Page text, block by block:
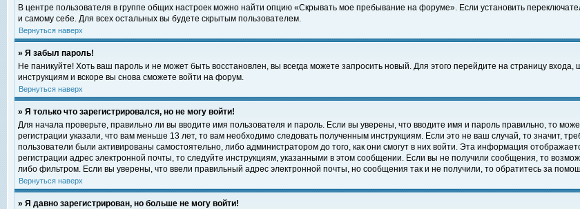
В центре пользователя в группе общих настроек можно найти опцию «Скрывать мое пребывание на форуме». Если установить
и самому себе. Для всех остальных вы будете скрытым пользователем.
Вернуться наверх
» Я забыл пароль!
Не паникуйте! Хоть ваш пароль и не может быть восстановлен, вы всегда можете запросить новый. Для этого перейдите на страницу
инструкциям и вскоре вы снова сможете войти на форум.
Вернуться наверх
» Я только что зарегистрировался, но не могу войти!
Для начала проверьте, правильно ли вы вводите имя пользователя и пароль. Если вы уверены, что вводите имя и пароль правильно, то
регистрации указали, что вам меньше 13 лет, то вам необходимо следовать полученным инструкциям. Если это не ваш случай, то значит,
пользователи были активированы самостоятельно, либо администратором до того, как они смогут в них войти. Эта информация
регистрации адрес электронной почты, то следуйте инструкциям, указанными в этом сообщении. Если вы не получили сообщения, то
либо фильтром. Если вы уверены, что ввели правильный адрес электронной почты, но сообщения так и не получили, то обратитесь за
Вернуться наверх
» Я давно зарегистрирован, но больше не могу войти!